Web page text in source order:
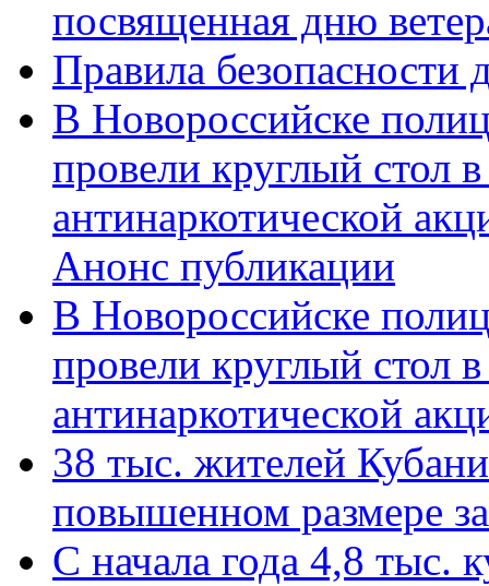
посвященная дню
Правила безопасности
В Новороссийске
провели круглый стол
антинаркотической
Анонс публикации
В Новороссийске
провели круглый стол
антинаркотической
38 тыс. жителей
повышенном размере
С начала года 4,8 тыс.